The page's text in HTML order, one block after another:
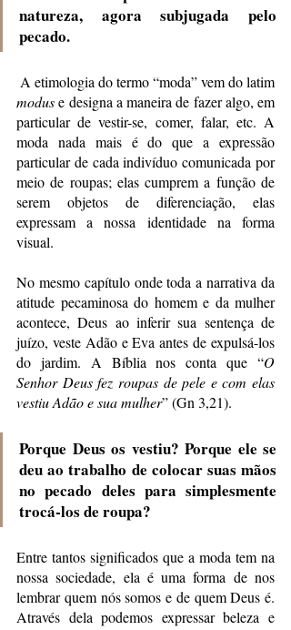
natureza, agora subjugada pelo
pecado.
modus e designa a maneira de fazer algo, em
particular de vestir-se, comer, falar, etc. A
moda nada mais é do que a expressão
particular de cada indivíduo comunicada por
meio de roupas; elas cumprem a função de
serem objetos de diferenciação, elas
expressam a nossa identidade na forma
visual.
No mesmo capítulo onde toda a narrativa da
atitude pecaminosa do homem e da mulher
acontece, Deus ao inferir sua sentença de
juízo, veste Adão e Eva antes de expulsá-los
do jardim. A Bíblia nos conta que “O
Senhor Deus fez roupas de pele e com elas
vestiu Adão e sua mulher” (Gn 3,21).
Porque Deus os vestiu? Porque ele se
deu ao trabalho de colocar suas mãos
no pecado deles para simplesmente
trocá-los de roupa?
Entre tantos significados que a moda tem na
nossa sociedade, ela é uma forma de nos
lembrar quem nós somos e de quem Deus é.
Através dela podemos expressar beleza e